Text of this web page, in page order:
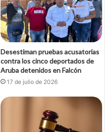
Desestiman pruebas acusatorias
contra los cinco deportados de
Aruba detenidos en Falcón
17 de julio de 2026